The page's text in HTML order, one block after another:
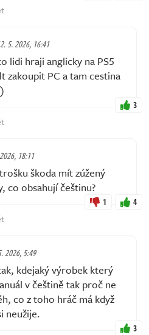
5. 2026, 16:41
lidi hraji anglicky na PS5
zakoupit PC a tam cestina
3
18:11
škoda mít zúžený
co obsahují češtinu?
1 4
2026, 5:49
kdejaký výrobek který
v češtině tak proč ne
co z toho hráč má když
neužije.
3